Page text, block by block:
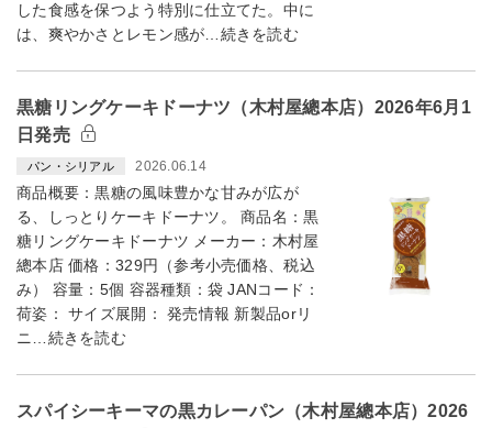
した食感を保つよう特別に仕立てた。中に
は、爽やかさとレモン感が…続きを読む
黒糖リングケーキドーナツ（木村屋總本店）2026年6月1
日発売
パン・シリアル 2026.06.14
商品概要：黒糖の風味豊かな甘みが広が
る、しっとりケーキドーナツ。 商品名：黒
糖リングケーキドーナツ メーカー：木村屋
總本店 価格：329円（参考小売価格、税込
み） 容量：5個 容器種類：袋 JANコード：
荷姿： サイズ展開： 発売情報 新製品orリ
ニ…続きを読む
スパイシーキーマの黒カレーパン（木村屋總本店）2026